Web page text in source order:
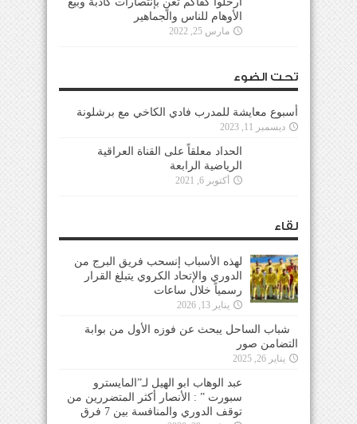
أسبوع معايشة للمدرب فادي الكاخي مع برشلونة
الحداد معلقاً على القناة العراقية الرياضية الرابعة
رسمياً خلال ساعات
يناير 13, 2026
شباب الساحل يبحث عن فوزه الأول من بوابة
التضامن صور
عبد الوهاب ابو الهيل لـ”المايسترو سبورت ” :
الأنصار أكثر المتضررين من توقف الدوري والمنافسة
بين 7 فرق
حارس مرمى الاخاء الاهلي شاكر وهبه :
لتحقيق حلم النادي الفوز بلقب الدوري